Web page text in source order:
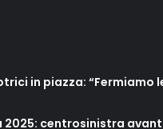
in piazza: “Fermiamo
2025: centrosinistra